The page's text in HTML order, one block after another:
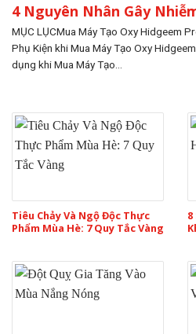
4 Nguyên Nhân Gây
MỤC LỤCMua Máy Tạo Oxy Hidgeem
Phụ Kiện khi Mua Máy Tạo Oxy
dụng khi Mua Máy Tạo...
Tiêu Chảy Và Ngộ Độc Thực
Phẩm Mùa Hè: 7 Quy Tắc Vàng